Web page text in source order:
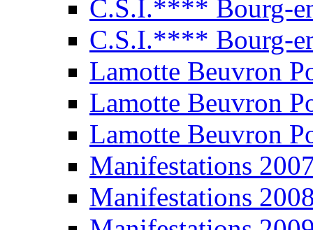
C.S.I.**** Bourg-
C.S.I.**** Bourg-
Lamotte Beuvron
Lamotte Beuvron
Lamotte Beuvron
Manifestations
Manifestations